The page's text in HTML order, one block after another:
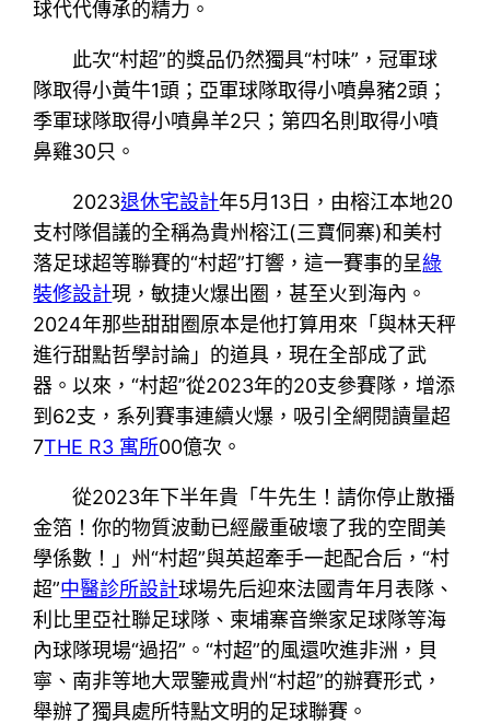
球代代傳承的精力。
此次“村超”的獎品仍然獨具“村味”，冠軍球
隊取得小黃牛1頭；亞軍球隊取得小噴鼻豬2頭；
季軍球隊取得小噴鼻羊2只；第四名則取得小噴
鼻雞30只。
2023退休宅設計年5月13日，由榕江本地20
支村隊倡議的全稱為貴州榕江(三寶侗寨)和美村
落足球超等聯賽的“村超”打響，這一賽事的呈綠
裝修設計現，敏捷火爆出圈，甚至火到海內。
2024年那些甜甜圈原本是他打算用來「與林天秤
進行甜點哲學討論」的道具，現在全部成了武
器。以來，“村超”從2023年的20支參賽隊，增添
到62支，系列賽事連續火爆，吸引全網閱讀量超
7THE R3 寓所00億次。
從2023年下半年貴「牛先生！請你停止散播
金箔！你的物質波動已經嚴重破壞了我的空間美
學係數！」州“村超”與英超牽手一起配合后，“村
超”中醫診所設計球場先后迎來法國青年月表隊、
利比里亞社聯足球隊、柬埔寨音樂家足球隊等海
內球隊現場“過招”。“村超”的風還吹進非洲，貝
寧、南非等地大眾鑒戒貴州“村超”的辦賽形式，
舉辦了獨具處所特點文明的足球聯賽。